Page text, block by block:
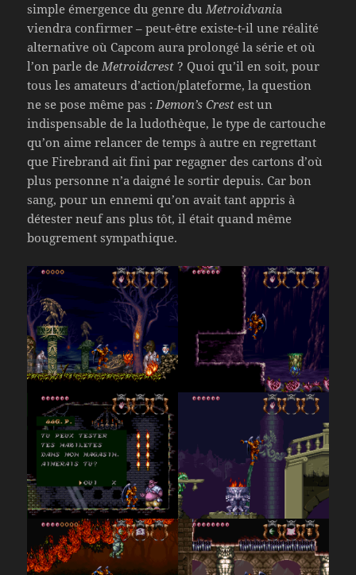
simple émergence du genre duMetroidvania
viendra confirmer – peut-être existe-t-il une réalité
alternative où Capcom aura prolongé la série et où
l’on parle deMetroidcrest ? Quoi qu’il en soit, pour
tous les amateurs d’action/plateforme, la question
ne se pose même pas :Demon’s Crest est un
indispensable de la ludothèque, le type de cartouche
qu’on aime relancer de temps à autre en regrettant
que Firebrand ait fini par regagner des cartons d’où
plus personne n’a daigné le sortir depuis. Car bon
sang, pour un ennemi qu’on avait tant appris à
détester neuf ans plus tôt, il était quand même
bougrement sympathique.